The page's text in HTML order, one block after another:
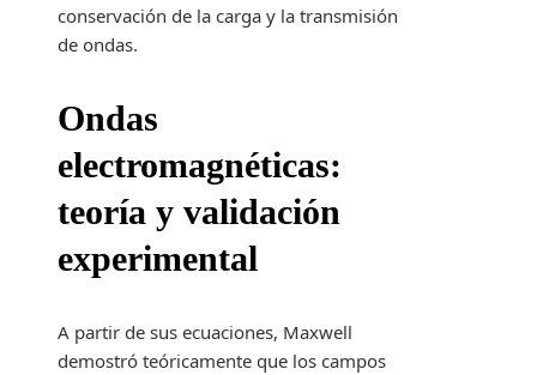
conservación de la carga y la transmisión
de ondas.
Ondas
electromagnéticas:
teoría y validación
experimental
A partir de sus ecuaciones, Maxwell
demostró teóricamente que los campos